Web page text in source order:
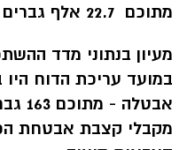
מתוכם 22.7 אלף גברים ו-22.8 אלף גברים.
מעיון בנתוני מדד